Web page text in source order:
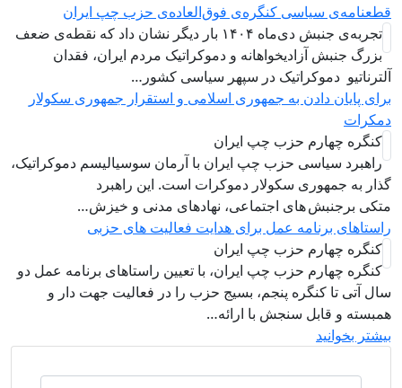
سیاسی کنگره‌ی فوق‌العاده‌ی حزب چپ ایران
تجربه‌ی جنبش دی‌ماه ۱۴۰۴ بار دیگر نشان داد که نقطه‌ی ضعف
بزرگ جنبش آزادیخواهانه و دموکراتیک مردم ایران، فقدان
دموکراتیک در سپهر سیاسی کشور…
پایان دادن به جمهوری اسلامی و استقرار جمهوری سکولار
کنگره چهارم حزب چپ ایران
راهبرد سياسی حزب چپ ایران با آرمان سوسیالیسم دموکراتیک،
به جمهوری سکولار دموکرات است. این راهبرد
برجنبش های اجتماعی، نهادهای مدنی و خیزش‌…
برنامه عمل برای هدایت فعالیت های حزبی
کنگره چهارم حزب چپ ایران
کنگره چهارم حزب چپ ایران، با تعیین راستاهای برنامه عمل دو
آتی تا کنگره پنجم، بسیج حزب را در فعالیت جهت دار و
و قابل سنجش با ارائه…
بخوانید